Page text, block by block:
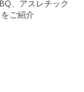
、アスレチック
ご紹介